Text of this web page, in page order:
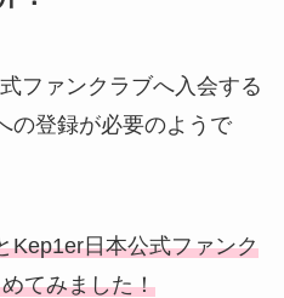
ファンクラブへ入会する
の登録が必要のようで
Kep1er日本公式ファンク
てみました！